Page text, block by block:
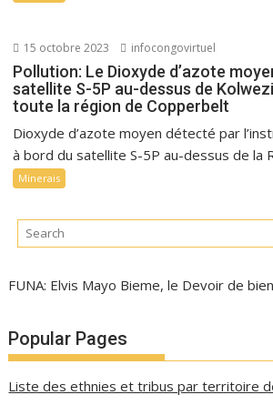
15 octobre 2023 infocongovirtuel
Pollution: Le Dioxyde d’azote
satellite S-5P au-dessus de
toute la région de Copperbelt
Dioxyde d’azote moyen détecté par
à bord du satellite S-5P au-dessus de la
Minerais
FUNA: Elvis Mayo Bieme, le Devoir de
Popular Pages
Liste des ethnies et tribus par territoire